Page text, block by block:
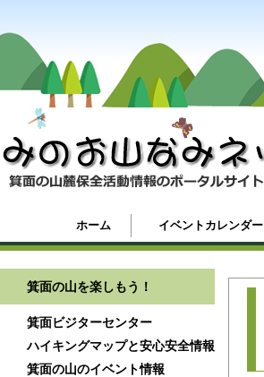
ホーム イベントカレンダー
箕面の山を楽しもう！
箕面ビジターセンター
ハイキングマップと安心安全情報
箕面の山のイベント情報